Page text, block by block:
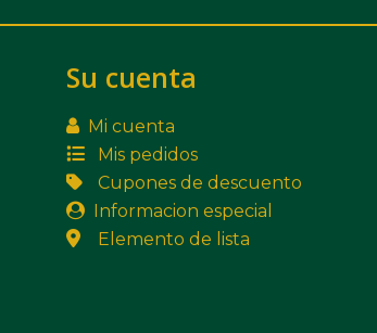
Su cuenta
Mi cuenta
Mis pedidos
Cupones de descuento
Informacion especial
Elemento de lista